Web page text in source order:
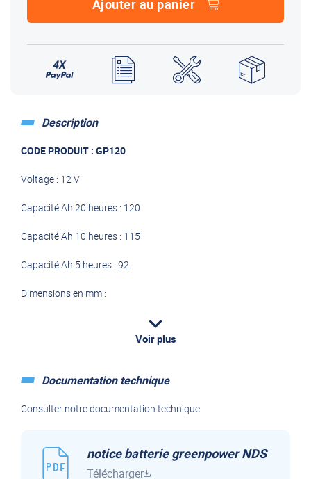
Ajouter au panier
Description
CODE PRODUIT : GP120
Voltage : 12 V
Capacité Ah 20 heures : 120
Capacité Ah 10 heures : 115
Capacité Ah 5 heures : 92
Dimensions en mm :
- Hauteur : 220 mm
La recherche continue des techniciens de NDS, a conduit en
recombinaison des gaz (VRLA) spécifique pour l’utilisation des
services dans les véhicules de loisirs. Greenpower est la
Voir plus
Documentation technique
Consulter notre documentation technique
notice batterie greenpower NDS
Télécharger